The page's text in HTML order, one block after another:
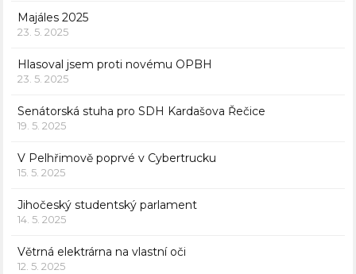
Majáles 2025
23. 5. 2025
Hlasoval jsem proti novému OPBH
23. 5. 2025
Senátorská stuha pro SDH Kardašova Řečice
19. 5. 2025
V Pelhřimově poprvé v Cybertrucku
15. 5. 2025
Jihočeský studentský parlament
14. 5. 2025
Větrná elektrárna na vlastní oči
12. 5. 2025